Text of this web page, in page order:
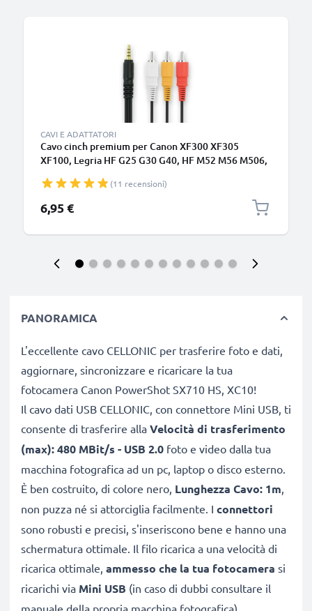
CAVI E ADATTATORI
Cavo cinch premium per Canon XF300 XF305
XF100, Legria HF G25 G30 G40, HF M52 M56 M506,
XA20, XH-A1, FS100 FS200, MV890 RCA – Altissima
qualità Composite audio-video Cavo AV per un
suono impeccabile ed immagini n
(11 recensioni)
6,95 €
PANORAMICA
L'eccellente cavo CELLONIC per trasferire foto e dati,
aggiornare, sincronizzare e ricaricare la tua
fotocamera Canon PowerShot SX710 HS, XC10!
Il cavo dati USB CELLONIC, con connettore Mini USB, ti
consente di trasferire alla Velocità di trasferimento
(max): 480 MBit/s - USB 2.0 foto e video dalla tua
macchina fotografica ad un pc, laptop o disco esterno.
È ben costruito, di colore nero, Lunghezza Cavo: 1m,
non puzza né si attorciglia facilmente. I connettori
sono robusti e precisi, s'inseriscono bene e hanno una
schermatura ottimale. Il filo ricarica a una velocità di
ricarica ottimale, ammesso che la tua fotocamera si
ricarichi via Mini USB (in caso di dubbi consultare il
manuale della propria macchina fotografica).